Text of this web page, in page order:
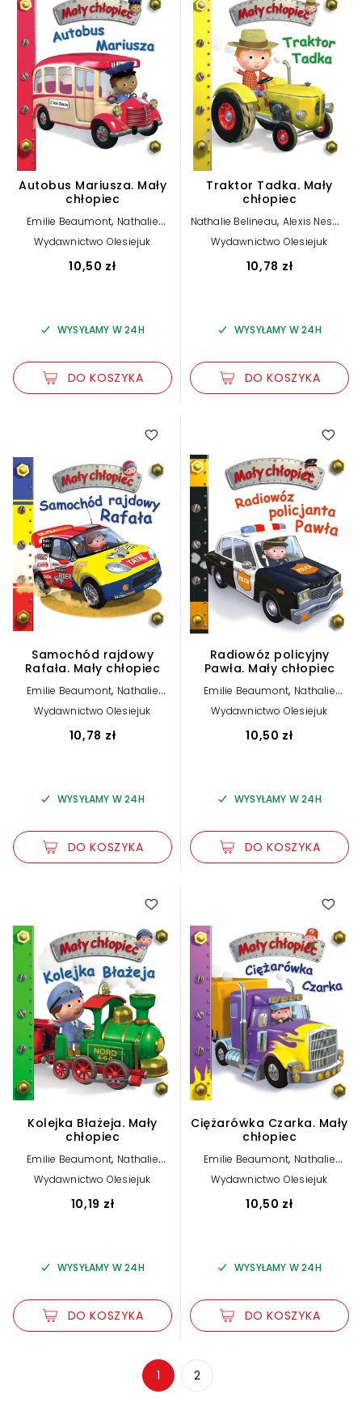
Autobus Mariusza. Mały
chłopiec
Emilie Beaumont, Nathalie
Belineau
Alexis Nesme (ilustr.)
Wydawnictwo Olesiejuk
10,50 zł
WYSYŁAMY W 24H
DO KOSZYKA
Traktor Tadka. Mały
chłopiec
Nathalie Belineau,Alexis Nesme
(ilustr.)
Emilie Beaumont
Wydawnictwo Olesiejuk
10,78 zł
WYSYŁAMY W 24H
DO KOSZYKA
5.00
Samochód rajdowy
Rafała. Mały chłopiec
Emilie Beaumont, Nathalie
Belineau
Alexis Nesme (ilustr.)
Wydawnictwo Olesiejuk
10,78 zł
WYSYŁAMY W 24H
DO KOSZYKA
Radiowóz policyjny
Pawła. Mały chłopiec
Emilie Beaumont, Nathalie
Belineau
Alexis Nesme (ilustr.)
Wydawnictwo Olesiejuk
10,50 zł
WYSYŁAMY W 24H
DO KOSZYKA
5.00
Kolejka Błażeja. Mały
chłopiec
Emilie Beaumont, Nathalie
Belineau
Alexis Nesme (ilustr.)
Wydawnictwo Olesiejuk
10,19 zł
WYSYŁAMY W 24H
DO KOSZYKA
5.00
Ciężarówka Czarka. Mały
chłopiec
Emilie Beaumont, Nathalie
Belineau
Alexis Nesme (ilustr.)
Wydawnictwo Olesiejuk
10,50 zł
WYSYŁAMY W 24H
DO KOSZYKA
1 2
Zmniejsz rozmiar czcionki